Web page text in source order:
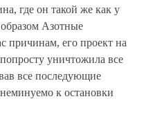
где он такой же как у
Азотные
причинам, его проект на
уничтожила все
все последующие
к остановки